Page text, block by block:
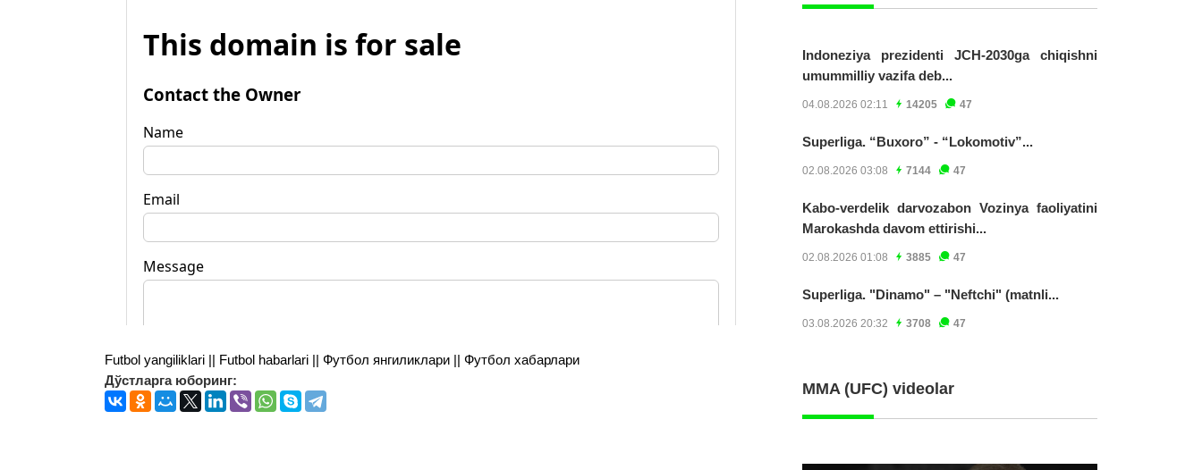
Futbol yangiliklari || Futbol habarlari || Футбол янгиликлари || Футбол хабарлари
Дўстларга юборинг:
Indoneziya prezidenti JCH-2030ga chiqishni
umummilliy vazifa deb...
04.08.2026 02:11 14205 47
Superliga. “Buxoro” - “Lokomotiv”...
02.08.2026 03:08 7144 47
Kabo-verdelik darvozabon Vozinya faoliyatini
Marokashda davom ettirishi...
02.08.2026 01:08 3885 47
Superliga. "Dinamo" – "Neftchi" (matnli...
03.08.2026 20:32 3708 47
MMA (UFC) videolar